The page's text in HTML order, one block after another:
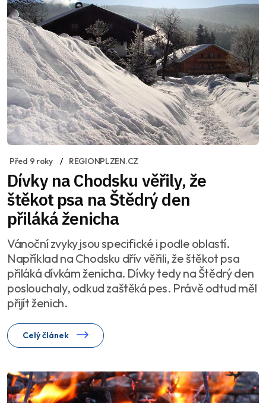
Před 9 roky REGIONPLZEN.CZ
Dívky na Chodsku věřily, že
štěkot psa na Štědrý den
přiláká ženicha
Vánoční zvyky jsou specifické i podle oblastí.
Například na Chodsku dřív věřili, že štěkot psa
přiláká dívkám ženicha. Dívky tedy na Štědrý den
poslouchaly, odkud zaštěká pes. Právě odtud měl
přijít ženich.
Celý článek